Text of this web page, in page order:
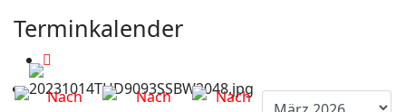
Terminkalender